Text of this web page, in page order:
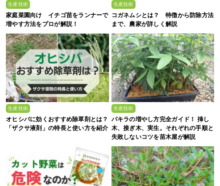
生産技術
家庭菜園向け イチゴ苗をランナーで
増やす方法をプロが解説！
生産技術
コガネムシとは？ 特徴から防除方法
まで、農家が詳しく解説
生産技術
オヒシバに効くおすすめ除草剤とは？
「ザクサ液剤」の特長と使い方を紹介
生産技術
パキラの増やし方完全ガイド！ 挿し
木、接ぎ木、実生。それぞれの手順と
失敗しないコツを苗木屋が解説